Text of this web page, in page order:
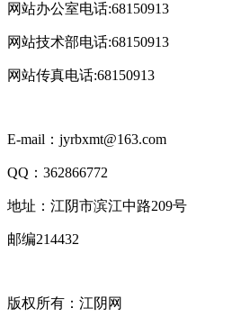
网站办公室电话:68150913
网站技术部电话:68150913
网站传真电话:68150913
E-mail：jyrbxmt@163.com
QQ：362866772
地址：江阴市滨江中路209号
邮编214432
版权所有：江阴网